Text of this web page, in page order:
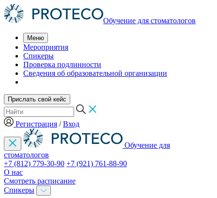
Обучение для стоматологов
Меню
Мероприятия
Спикеры
Проверка подлинности
Сведения об образовательной организации
Прислать свой кейс
Регистрация /Вход
Обучение для
стоматологов
+7 (812) 779-30-90 +7 (921) 761-88-90
О нас
Смотреть расписание
Спикеры